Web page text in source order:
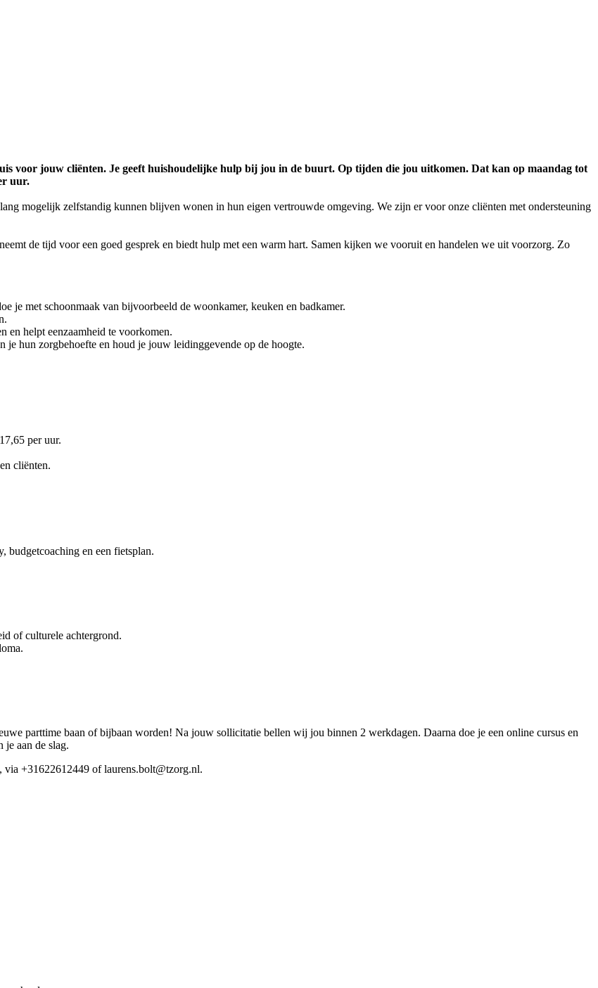
voor jouw cliënten. Je geeft huishoudelijke hulp bij jou in de buurt. Op tijden die jou uitkomen. Dat kan op maandag tot
uur.
mogelijk zelfstandig kunnen blijven wonen in hun eigen vertrouwde omgeving. We zijn er voor onze cliënten met ondersteuning
de tijd voor een goed gesprek en biedt hulp met een warm hart. Samen kijken we vooruit en handelen we uit voorzorg. Zo
je met schoonmaak van bijvoorbeeld de woonkamer, keuken en badkamer.
en helpt eenzaamheid te voorkomen.
hun zorgbehoefte en houd je jouw leidinggevende op de hoogte.
per uur.
cliënten.
budgetcoaching en een fietsplan.
of culturele achtergrond.
parttime baan of bijbaan worden! Na jouw sollicitatie bellen wij jou binnen 2 werkdagen. Daarna doe je een online cursus en
je aan de slag.
+31622612449 of laurens.bolt@tzorg.nl.